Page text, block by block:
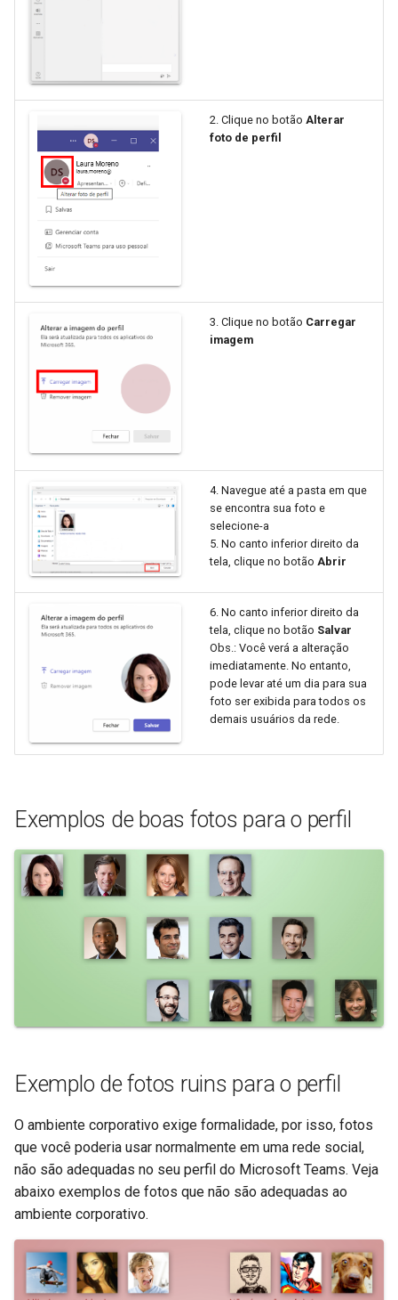
2. Clique no botão Alterar
foto de perfil
3. Clique no botão Carregar
imagem
4. Navegue até a pasta em que
se encontra sua foto e
selecione-a
5. No canto inferior direito da
tela, clique no botão Abrir
6. No canto inferior direito da
tela, clique no botão Salvar
Obs.: Você verá a alteração
imediatamente. No entanto,
pode levar até um dia para sua
foto ser exibida para todos os
demais usuários da rede.
Exemplos de boas fotos para o perfil
Exemplo de fotos ruins para o perfil
O ambiente corporativo exige formalidade, por isso, fotos
que você poderia usar normalmente em uma rede social,
não são adequadas no seu perfil do Microsoft Teams. Veja
abaixo exemplos de fotos que não são adequadas ao
ambiente corporativo.